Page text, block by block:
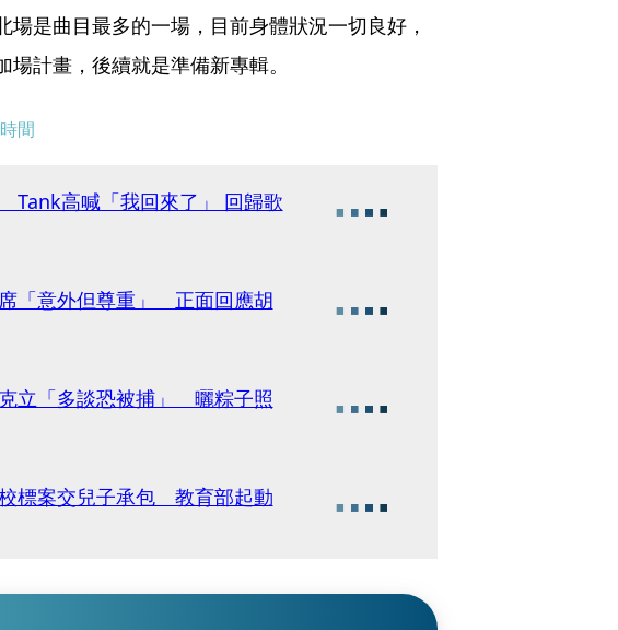
是曲目最多的一場，目前身體狀況一切良好，
計畫，後續就是準備新專輯。
間
高喊「我回來了」 回歸歌
「意外但尊重」 正面回應胡
立「多談恐被捕」 曬粽子照
標案交兒子承包 教育部起動